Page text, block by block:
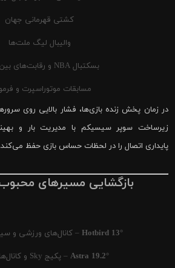
کشتی قهرمانی جهان
والیبال لیگ ملت‌ها
بسکتبال NBA و رقابت‌های بین‌المللی
مسابقات موتوراسپرت و
در زمان پخش زنده بازی‌ها، فشار بالایی روی
زیرساخت سوپر سیسیکم با مدیریت بار و
پایداری اتصال را در لحظات حساس بازی حفظ می‌کند.
بازگشایی مسیرهای محبوب
Hotbird 13° – کانال‌های ورزشی و
Astra 19.2° – پکیج Sky و کانال‌های آلمانی